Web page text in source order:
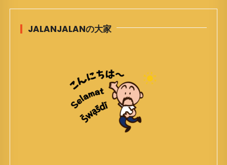
JALANJALANの大家